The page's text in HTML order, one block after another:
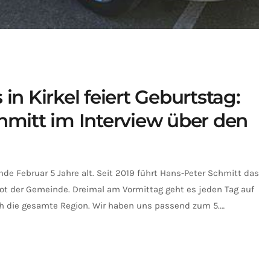
Kirkel feiert Geburtstag:
im Interview über den
Februar 5 Jahre alt. Seit 2019 führt Hans-Peter Schmitt das
der Gemeinde. Dreimal am Vormittag geht es jeden Tag auf
gesamte Region. Wir haben uns passend zum 5.
Hans-Peter Schmitt unterhalten und mal gefragt wie das